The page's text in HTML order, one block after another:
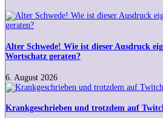
Alter
Schwede!
ist
dieser
eigentlich
in
meinen
Wortschatz
geraten?
Alter Schwede! Wie ist dieser Ausdruck
Wortschatz geraten?
6. August 2026
Krankgeschrieben
trotzdem
Krankgeschrieben und trotzdem auf